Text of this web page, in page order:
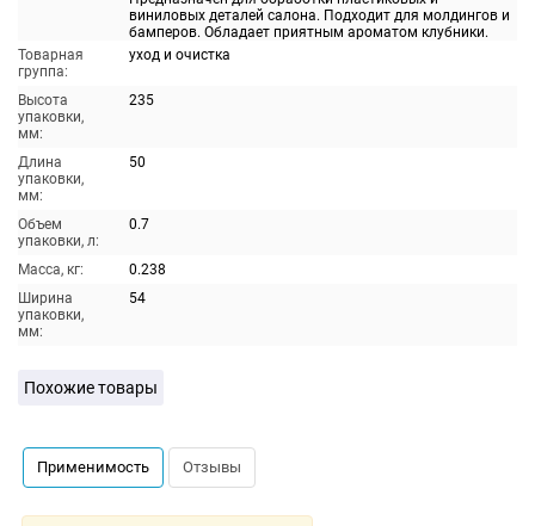
виниловых деталей салона. Подходит для молдингов и
бамперов. Обладает приятным ароматом клубники.
Товарная
группа:
уход и очистка
Высота
упаковки,
мм:
235
Длина
упаковки,
мм:
50
Объем
упаковки, л:
0.7
Масса, кг:
0.238
Ширина
упаковки,
мм:
54
Похожие товары
Применимость Отзывы